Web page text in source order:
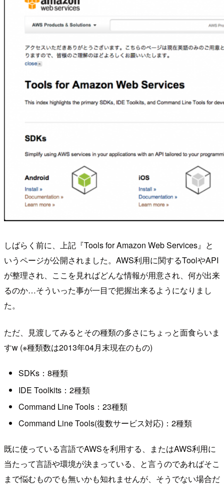
しばらく前に、上記『Tools for Amazon Web Services』と
いうページが公開されました。AWS利用に関するToolやAPI
が整理され、ここを見ればどんな情報が用意され、何が出来
るのか…そういった事が一目で把握出来るようになりまし
た。
ただ、見渡してみるとその種類の多さにちょっと面食らいま
すw (※種類数は2013年04月末現在のもの)
SDKs：8種類
IDE Toolkits：2種類
Command Line Tools：23種類
Command Line Tools(復数サービス対応)：2種類
既に使っている言語でAWSを利用する、またはAWS利用に
当たって言語や環境が決まっている、と言うのであればそこ
まで悩むものでも無いかも知れませんが、そうでない場合だ